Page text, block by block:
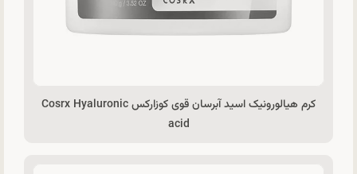
کرم هیالورونیک اسید آبرسان قوی کوزارکس Cosrx Hyaluronic
acid